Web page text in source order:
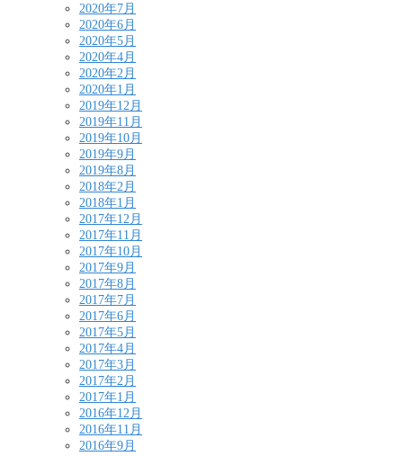
2020年7月
2020年6月
2020年5月
2020年4月
2020年2月
2020年1月
2019年12月
2019年11月
2019年10月
2019年9月
2019年8月
2018年2月
2018年1月
2017年12月
2017年11月
2017年10月
2017年9月
2017年8月
2017年7月
2017年6月
2017年5月
2017年4月
2017年3月
2017年2月
2017年1月
2016年12月
2016年11月
2016年9月